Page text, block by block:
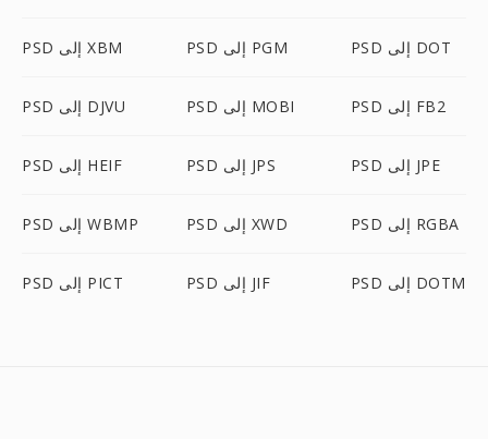
PSD إلى XBM PSD إلى PGM PSD إلى DOT
PSD إلى DJVU PSD إلى MOBI PSD إلى FB2
PSD إلى HEIF PSD إلى JPS PSD إلى JPE
PSD إلى WBMP PSD إلى XWD PSD إلى RGBA
PSD إلى PICT PSD إلى JIF PSD إلى DOTM